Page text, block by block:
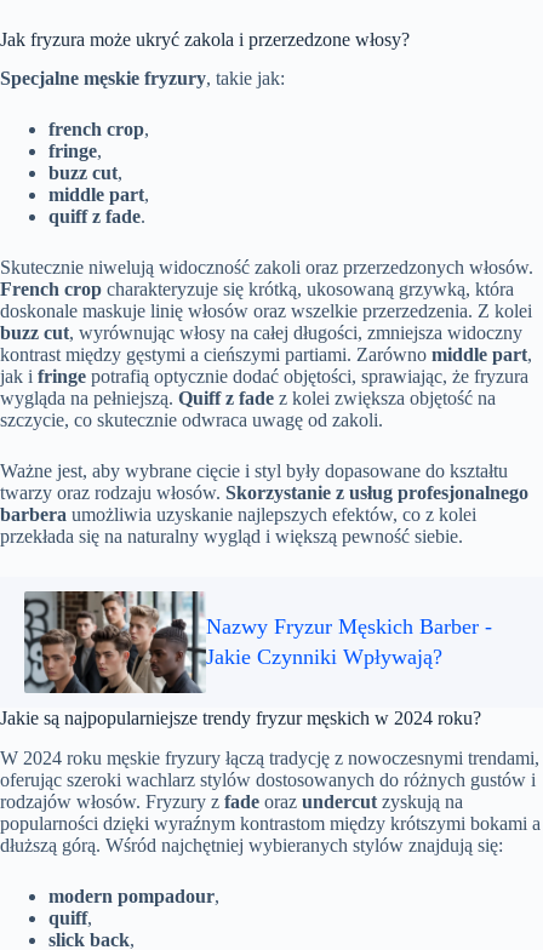
Jak fryzura może ukryć zakola i przerzedzone włosy?
Specjalne męskie fryzury, takie jak:
french crop,
fringe,
buzz cut,
middle part,
quiff z fade.
Skutecznie niwelują widoczność zakoli oraz przerzedzonych włosów.
French crop charakteryzuje się krótką, ukosowaną grzywką, która
doskonale maskuje linię włosów oraz wszelkie przerzedzenia. Z kolei
buzz cut, wyrównując włosy na całej długości, zmniejsza widoczny
kontrast między gęstymi a cieńszymi partiami. Zarówno middle part,
jak i fringe potrafią optycznie dodać objętości, sprawiając, że fryzura
wygląda na pełniejszą. Quiff z fade z kolei zwiększa objętość na
szczycie, co skutecznie odwraca uwagę od zakoli.
Ważne jest, aby wybrane cięcie i styl były dopasowane do kształtu
twarzy oraz rodzaju włosów. Skorzystanie z usług profesjonalnego
barbera umożliwia uzyskanie najlepszych efektów, co z kolei
przekłada się na naturalny wygląd i większą pewność siebie.
Nazwy Fryzur Męskich Barber -
Jakie Czynniki Wpływają?
Jakie są najpopularniejsze trendy fryzur męskich w 2024 roku?
W 2024 roku męskie fryzury łączą tradycję z nowoczesnymi trendami,
oferując szeroki wachlarz stylów dostosowanych do różnych gustów i
rodzajów włosów. Fryzury z fade oraz undercut zyskują na
popularności dzięki wyraźnym kontrastom między krótszymi bokami a
dłuższą górą. Wśród najchętniej wybieranych stylów znajdują się:
modern pompadour,
quiff,
slick back,